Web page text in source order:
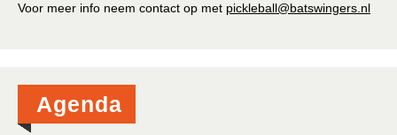
Voor meer info neem contact op met pickleball@batswingers.nl
Agenda